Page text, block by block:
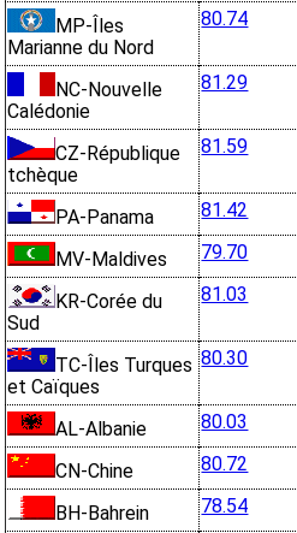
MP-Îles
Marianne du Nord
80.74
NC-Nouvelle
Calédonie
81.29
CZ-République
tchèque
81.59
PA-Panama 81.42
MV-Maldives 79.70
KR-Corée du
Sud
81.03
TC-Îles Turques
et Caïques
80.30
AL-Albanie 80.03
CN-Chine 80.72
BH-Bahrein 78.54